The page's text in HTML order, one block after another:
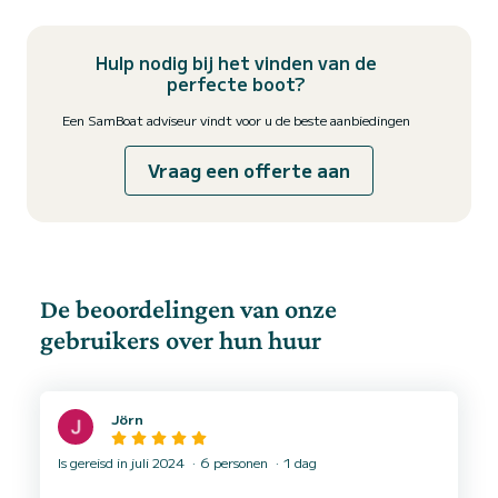
Hulp nodig bij het vinden van de
perfecte boot?
Een SamBoat adviseur vindt voor u de beste aanbiedingen
Vraag een offerte aan
De beoordelingen van onze
gebruikers over hun huur
Jörn
Is gereisd in juli 2024 6 personen 1 dag